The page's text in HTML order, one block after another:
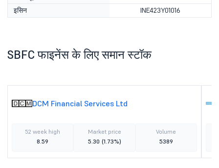
इसिन
INE423Y01016
SBFC फाइनेंस के लिए समान स्टॉक
DCM Financial Services Ltd
52 week high
8.59
Market price
5.30 (1.73%)
Volume
5389